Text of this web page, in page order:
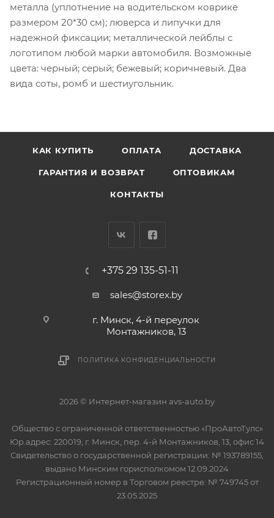
металла (уплотнение на водительском коврике
размером 20*30 см); люверса и липучки для
надежной фиксации; металлической лейблы с
логотипом любой марки автомобиля. Возможные
цвета: черный; серый; бежевый; коричневый. Два
вида соты, ромб и шестиугольник.
КАК КУПИТЬ ОПЛАТА ДОСТАВКА
ГАРАНТИЯ И ВОЗВРАТ ОПТОВИКАМ
КОНТАКТЫ
+375 29 135-51-11
sales@storex.by
г. Минск, 4-й переулок
Монтажников, 13
ПОЛИТИКА КОНФИДЕНЦИАЛЬНОСТИ
2026 © Интернет-магазин avs-auto.by
Общество с ограниченной ответственностью «ПроАвтоТулс»
Юр.адрес: 220019, г. Минск, пер. 4-й Монтажников, 13, офис 14
Свидетельство о государственной регистрации: № 193789155,
выдано Минским горисполкомом 12.09.2024
Регистрационный номер в Торговом реестре: № 749745 от
23.05.2025